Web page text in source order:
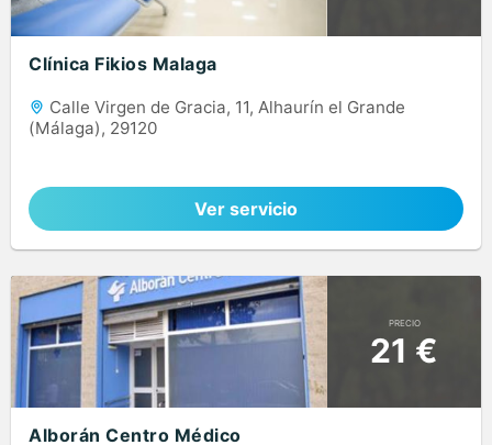
Clínica Fikios Malaga
Calle Virgen de Gracia, 11, Alhaurín el Grande
(Málaga), 29120
Ver servicio
PRECIO
21 €
Alborán Centro Médico